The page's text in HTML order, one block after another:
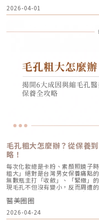
成三次療程後，可促進皮膚彈力
約在施打後28天開始減少。儘
續約3個月左右。隨著時間流逝
低，肌膚質感可能回復至治療前
胞活力下降，因此建議每3至4個
健康。一項針對40至65歲受試
隔30天）後，在1個月與4個月
升，且效果可維持至少4個月。
緻，印證持續治療的重要性。
菲洛療程前後注意事項術前：
E） 治療當天避免化妝、飲酒
24小時內避免按摩施打部位 三
熱敷與刺激性護膚產品 建議加
與風險Profhilo屬於非交聯玻尿
作用相對少。常見輕微反應包括
（數日內可自行消退） 極少數
內緩解※ 選擇合法診所與原廠授
為什麼 Profhilo 成為新一代醫
追求自然、柔和的改善效果，
與傳統填充型療程最大的不同
並非單純地填補，而是將高濃度
膠原蛋白與彈力蛋白新生，啟動
有效降低傳統填充物可能帶來的
外，Profhilo 完美契合了當前醫
趨勢。它填補了日常保養品與侵
限制表情，也不需要像手術拉皮
率的現代人來說，這讓它更容易
首選。臨床案例分享以下為原廠
程，觀察治療前後肌膚狀態的變
Profhilo常見Q&AQ1：
膚表層補水，讓皮膚變得水嫩透
痛，是真的嗎？」這是許多客人
量輸出極為強悍扎實，對某些痛
Ultherapy Prime（美音二代）
大幅優化了「舒適度」。3.1 減
型與頻率，使熱能釋放更加穩定
顯著提升，不再需要像早期那樣
織受熱收縮，會有 10-20% 的
個月，隨著膠原蛋白的大量新生
生活作息下，一次優良的治療效
處方箋：美音二代的精準佈點很
持：條數不是越多越好，精準度
（臉凹），過少則無感。在辰美
程度，規劃專屬的能量地圖。以下
更好的「精緻度」，我常會建議
外輪廓的固定，或是以「混合式
提、由外固定」的複合思維，
避坑建議當妳搜尋「美國音波二
為醫師，我必須提醒大家，費用
及最重要的「醫師的技術與判讀
器與探頭 QR Code，確保非水貨
提需要精準的解剖學知識，只有
內」將能量發揮到極致。六、 結
說，醫美的意義不在於把妳變成
妳」。看著客人在治療後，重新
為醫師最大的成就感。我會運用
技術，結合我對面部結構的美感
您也對輪廓的流失感到焦慮，或
診間，讓我們在一個放鬆、透明
痘雷射 正式問世。它主打不需
1726nm 波長雷射，從根源「關
全面深入了解 AviClear 戰痘雷射
節以及真實的術後效果，幫助你
痘痘總是反覆發作？看懂萬惡之
前，我們必須先了解痘痘（痤瘡
包含四大關鍵： 皮脂分泌過盛
脂腺製造出過多的油脂。 毛囊
混合後堵塞毛孔，形成粉刺。
菌（C. acnes）的溫床，細菌大
反應，導致紅腫、化膿，形成嚴
中，「皮脂分泌過盛」是啟動後
抗生素主要針對殺菌；外用酸類
制皮脂腺分泌，這也是為什麼口
器。然而，口服 A 酸伴隨著全
生，就是為了一次解決這個痛點
效地控制皮脂腺？什麼是
AviClear 戰痘雷射是一台利用特
心技術在於突破性的1726nm
吃油脂」的標靶治療在雷射醫學
素、血紅素、水分）吸收。
中，被皮脂（油脂）吸收的效率
的雷射光束打入真皮層時，能量
收，進而產生熱能。這些熱能會
泌量大幅下降。當沒有過多的油
存的養分，痘痘自然就失去了生
保護表皮，大幅提升舒適度既然
燙傷？這正是 AviClear 的另一
藍寶石接觸式冷卻系統。在雷射
將表皮溫度維持在安全的低溫狀
黑，更大幅降低了療程中的痛感
耐受度而定），也能順利完成治
2026-04-01
毛孔粗大怎麼辦？從保養
略！
每次化妝總是卡粉、素顏照鏡子
粗大」絕對是台灣男女保養痛點
無數瓶主打「收斂」、「緊緻」
現毛孔不但沒有變小，反而周遭
被撐大，就像是被撐鬆的橡皮筋
的。想要有效改善毛孔粗大，我
能對症下藥！這篇文章將帶你從
大的終極對策。為什麼我的毛孔
醫美圈圈
2026-04-24